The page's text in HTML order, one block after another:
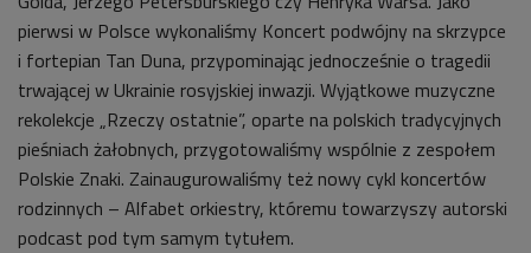
pierwsi w Polsce wykonaliśmy Koncert podwójny na skrzypce
i fortepian Tan Duna, przypominając jednocześnie o tragedii
trwającej w Ukrainie rosyjskiej inwazji. Wyjątkowe muzyczne
rekolekcje „Rzeczy ostatnie”, oparte na polskich tradycyjnych
pieśniach żałobnych, przygotowaliśmy wspólnie z zespołem
Polskie Znaki. Zainaugurowaliśmy też nowy cykl koncertów
rodzinnych – Alfabet orkiestry, któremu towarzyszy autorski
podcast pod tym samym tytułem.